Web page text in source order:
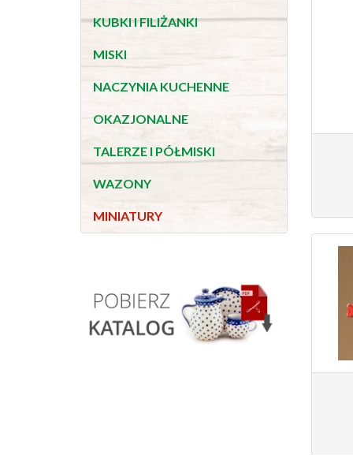
KUBKI I FILIŻANKI
MISKI
NACZYNIA KUCHENNE
OKAZJONALNE
TALERZE I PÓŁMISKI
WAZONY
MINIATURY